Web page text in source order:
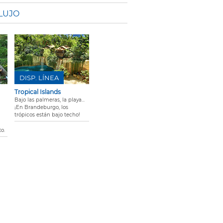
Tropical Islands
Bajo las palmeras, la playa...
¡En Brandeburgo, los
trópicos están bajo techo!
DISP. LÍNEA